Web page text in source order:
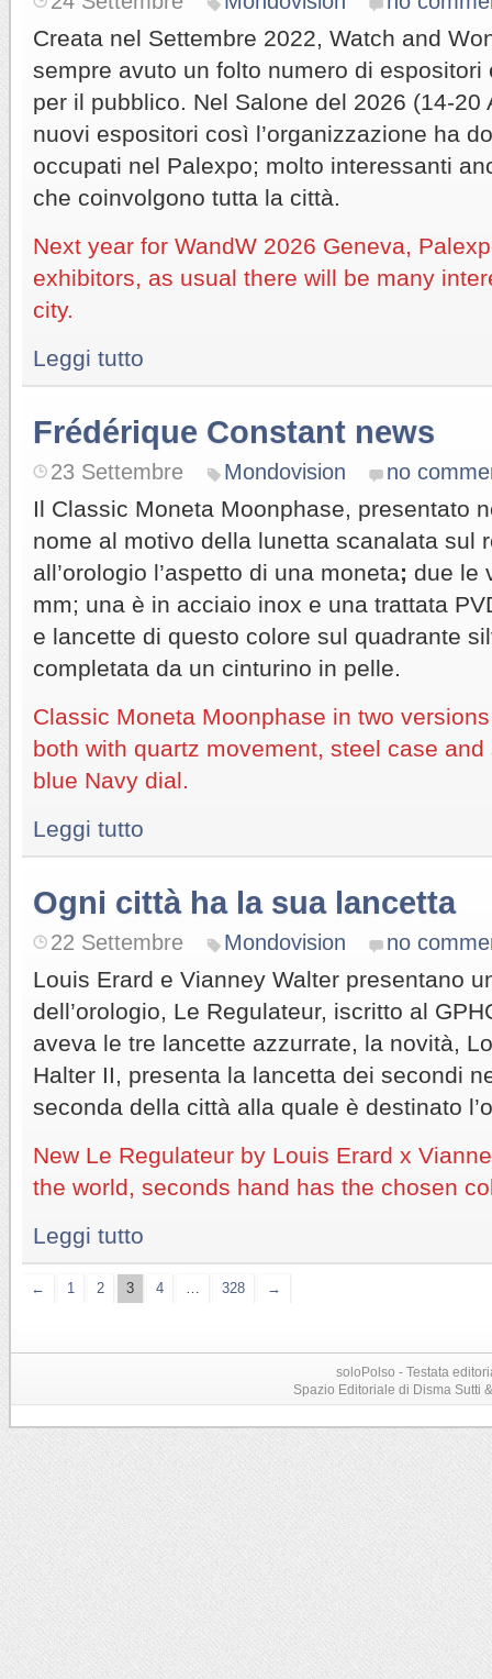
Creata nel Settembre 2022, Watch and
sempre avuto un folto numero di espositori
per il pubblico. Nel Salone del 2026 (14-20
nuovi espositori così l’organizzazione ha
occupati nel Palexpo; molto interessanti
che coinvolgono tutta la città.
Next year for WandW 2026 Geneva,
exhibitors, as usual there will be many
city.
Leggi tutto
Frédérique Constant news
23 Settembre Mondovision no
Il Classic Moneta Moonphase, presentato
nome al motivo della lunetta scanalata sul
all’orologio l’aspetto di una moneta; due le
mm; una è in acciaio inox e una trattata
e lancette di questo colore sul quadrante
completata da un cinturino in pelle.
Classic Moneta Moonphase in two
both with quartz movement, steel case
blue Navy dial.
Leggi tutto
Ogni città ha la sua lancetta
22 Settembre Mondovision no
Louis Erard e Vianney Walter presentano
dell’orologio, Le Regulateur, iscritto al
aveva le tre lancette azzurrate, la novità,
Halter II, presenta la lancetta dei secondi
seconda della città alla quale è destinato
New Le Regulateur by Louis Erard x
the world, seconds hand has the chosen
Leggi tutto
← 1 2 3 4 328 →
soloPolso - Testata
Spazio Editoriale di Disma Sutti